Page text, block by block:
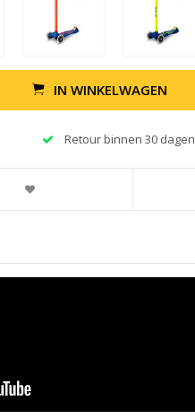
IN WINKELWAGEN
Retour binnen 30 dagen